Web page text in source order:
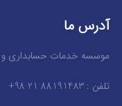
آدرس ما
موسسه خدمات حسابداری و
تلفن : 88191483 21 98+